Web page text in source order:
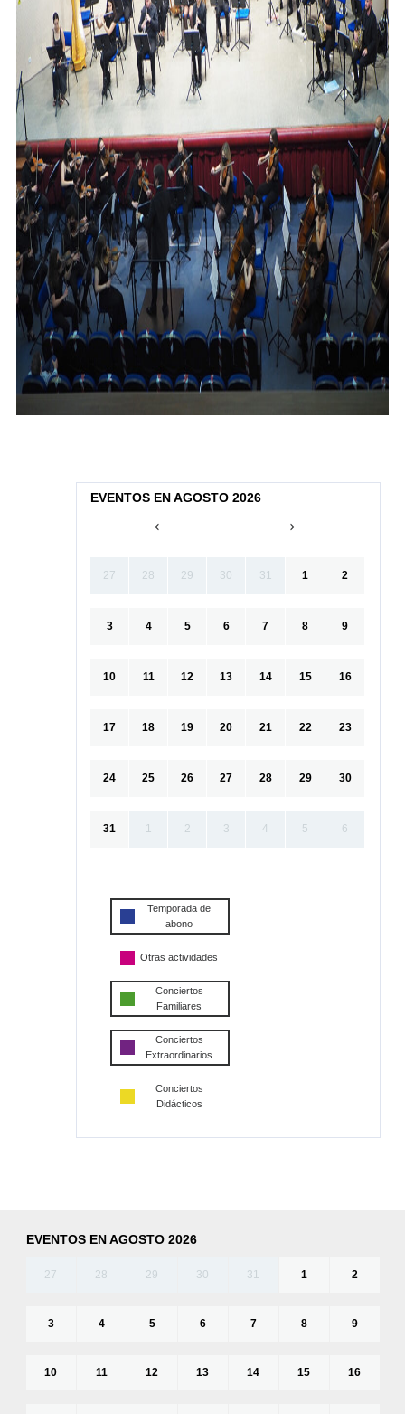
EVENTOS EN AGOSTO 2026
27 28 29 30 31 1 2
3 4 5 6 7 8 9
10 11 12 13 14 15 16
17 18 19 20 21 22 23
24 25 26 27 28 29 30
31 1 2 3 4 5 6
Temporada de
abono
Otras actividades
Conciertos
Familiares
Conciertos
Extraordinarios
Conciertos
Didácticos
EVENTOS EN AGOSTO 2026
27 28 29 30 31 1 2
3 4 5 6 7 8 9
10 11 12 13 14 15 16